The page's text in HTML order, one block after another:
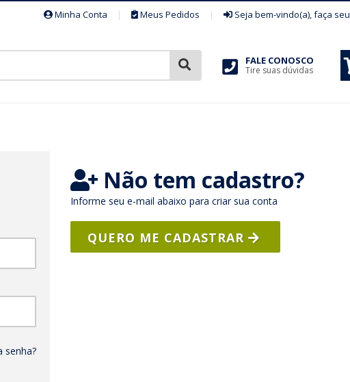
Minha Conta | Meus Pedidos | Seja bem-vindo(a), faça seu
FALE CONOSCO
Tire suas dúvidas
senha?
Não tem cadastro?
Informe seu e-mail abaixo para criar sua conta
QUERO ME CADASTRAR